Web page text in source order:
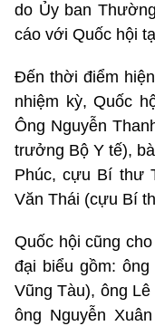
do Ủy ban
cáo với Quốc hội
Đến thời điểm
nhiệm kỳ, Quốc
Ông Nguyễn
trưởng Bộ Y tế),
Phúc, cựu Bí thư
Văn Thái (cựu Bí
Quốc hội cũng
đại biểu gồm:
Vũng Tàu), ông
ông Nguyễn